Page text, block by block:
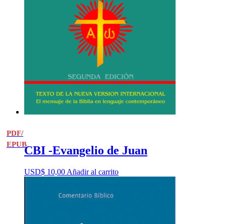
PDF/
EPUBCBI -Evangelio de Juan
USD$ 10,00 Añadir al carrito